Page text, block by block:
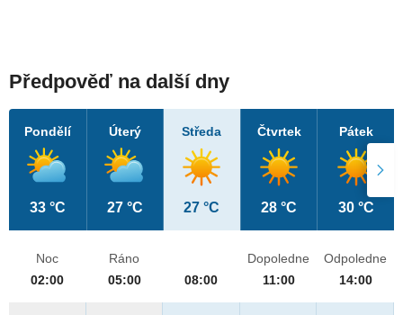
Předpověď na další dny
Pondělí
33 °C
Úterý
27 °C
Středa
27 °C
Čtvrtek
28 °C
Pátek
30 °C
Noc
02:00
Ráno
05:00
08:00
Dopoledne
11:00
Odpoledne
14:00